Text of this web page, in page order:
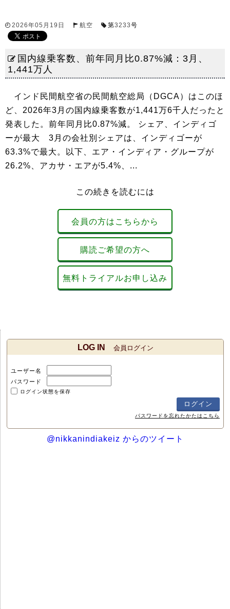
2026年05月19日 航空 第3233号
国内線乗客数、前年同月比0.87%減：3月、
1,441万人
インド民間航空省の民間航空総局（DGCA）はこのほ
ど、2026年3月の国内線乗客数が1,441万6千人だったと
発表した。前年同月比0.87%減。 シェア、インディゴ
ーが最大 3月の会社別シェアは、インディゴーが
63.3%で最大。以下、エア・インディア・グループが
26.2%、アカサ・エアが5.4%、...
この続きを読むには
会員の方はこちらから
購読ご希望の方へ
無料トライアルお申し込み
LOG IN 会員ログイン
ユーザー名
パスワード
ログイン状態を保存
パスワードを忘れたかたはこちら
@nikkanindiakeiz からのツイート